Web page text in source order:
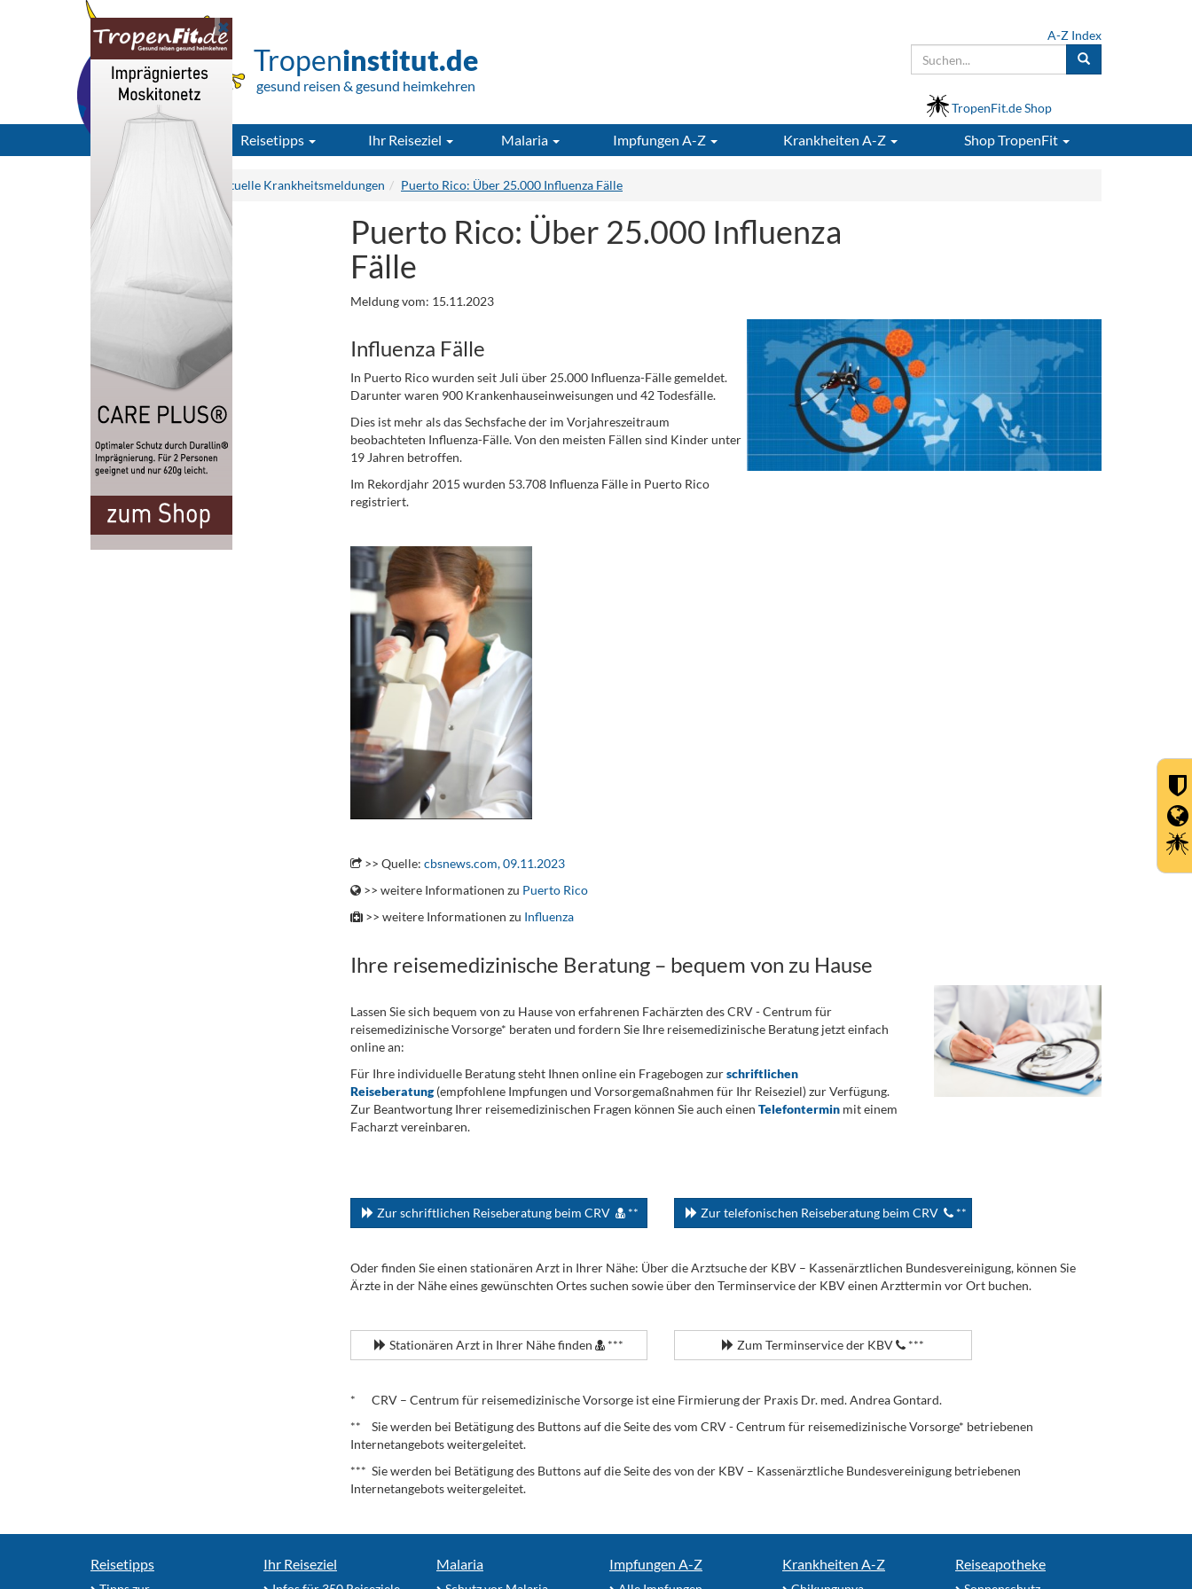
Tropeninstitut.de
gesund reisen & gesund heimkehren
A-Z Index
TropenFit.de Shop
Reisetipps Ihr Reiseziel Malaria Impfungen A-Z Krankheiten A-Z ShopTropenFit
Tropeninstitut.de Aktuelle Krankheitsmeldungen Puerto Rico: Über 25.000 Influenza Fälle
Puerto Rico: Über 25.000 Influenza
Fälle
Meldung vom: 15.11.2023
Influenza Fälle
In Puerto Rico wurden seit Juli über 25.000 Influenza-Fälle gemeldet.
Darunter waren 900 Krankenhauseinweisungen und 42 Todesfälle.
Dies ist mehr als das Sechsfache der im Vorjahreszeitraum
beobachteten Influenza-Fälle. Von den meisten Fällen sind Kinder unter
19 Jahren betroffen.
Im Rekordjahr 2015 wurden 53.708 Influenza Fälle in Puerto Rico
registriert.
>> Quelle: cbsnews.com, 09.11.2023
>> weitere Informationen zu Puerto Rico
>> weitere Informationen zu Influenza
Ihre reisemedizinische Beratung – bequem von zu Hause
Lassen Sie sich bequem von zu Hause von erfahrenen Fachärzten des CRV - Centrum für
reisemedizinische Vorsorge* beraten und fordern Sie Ihre reisemedizinische Beratung jetzt einfach
online an:
Für Ihre individuelle Beratung steht Ihnen online ein Fragebogen zurschriftlichen
Reiseberatung(empfohlene Impfungen und Vorsorgemaßnahmen für Ihr Reiseziel) zur Verfügung.
Zur Beantwortung Ihrer reisemedizinischen Fragen können Sie auch einen Telefonterminmit einem
Facharzt vereinbaren.
Zur schriftlichen Reiseberatung beim CRV ** Zur telefonischen Reiseberatung beim CRV **
Oder finden Sie einen stationären Arzt in Ihrer Nähe: Über die Arztsuche der KBV – Kassenärztlichen Bundesvereinigung, können Sie
Ärzte in der Nähe eines gewünschten Ortes suchen sowie über den Terminservice der KBV einen Arzttermin vor Ort buchen.
Stationären Arzt in Ihrer Nähe finden *** Zum Terminservice der KBV ***
* CRV – Centrum für reisemedizinische Vorsorge ist eine Firmierung der Praxis Dr. med. Andrea Gontard.
** Sie werden bei Betätigung des Buttons auf die Seite des vom CRV - Centrum für reisemedizinische Vorsorge* betriebenen
Internetangebots weitergeleitet.
*** Sie werden bei Betätigung des Buttons auf die Seite des von der KBV – Kassenärztliche Bundesvereinigung betriebenen
Internetangebots weitergeleitet.
Reisetipps Ihr Reiseziel Malaria Impfungen A-Z Krankheiten A-Z Reiseapotheke